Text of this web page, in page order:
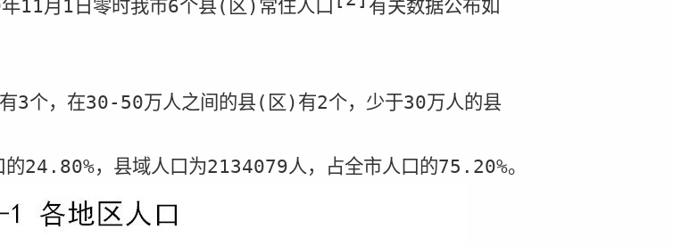
年11月 1 日零时我市6个县( 区 ) 常住人口
有关数据公布如
有3个，在30-50万人之间的县( 区) 有2个，少于30万人的县
的24.80%，县域人口为2134079人，占全市人口的75.20%。